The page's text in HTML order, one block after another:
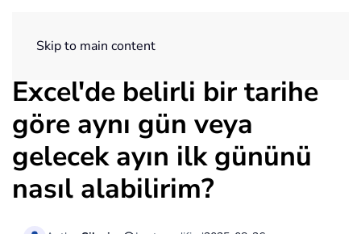
Skip to main content
Excel'de belirli bir tarihe
göre aynı gün veya
gelecek ayın ilk gününü
nasıl alabilirim?